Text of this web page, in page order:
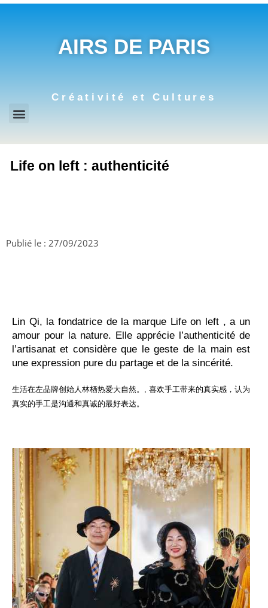
AIRS DE PARIS
Créativité et Cultures
Life on left : authenticité
Publié le : 27/09/2023
Lin Qi, la fondatrice de la marque Life on left , a un
amour pour la nature. Elle apprécie l’authenticité de
l’artisanat et considère que le geste de la main est
une expression pure du partage et de la sincérité.
生活在左品牌创始人林栖热爱大自然。, 喜欢手工带来的真实感，认为
真实的手工是沟通和真诚的最好表达。